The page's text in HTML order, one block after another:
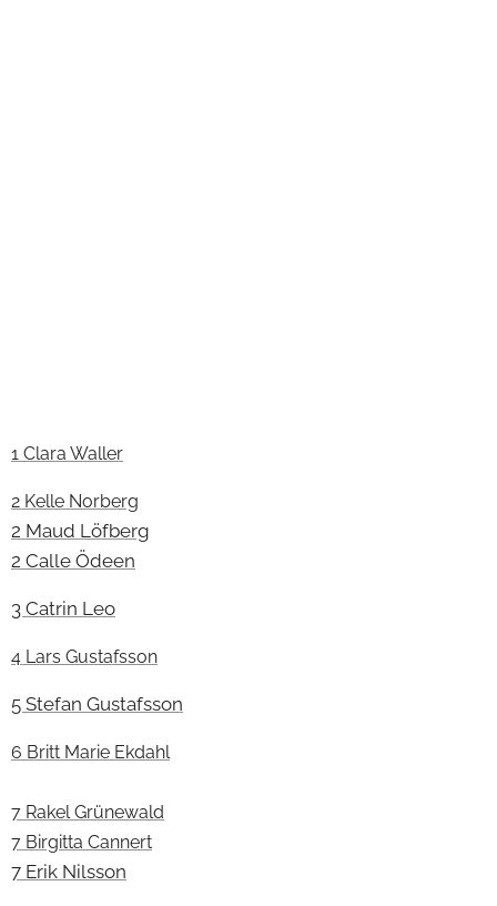
1 Clara Waller
2 Kelle Norberg
2 Maud Löfberg
2 Calle Ödeen
3 Catrin Leo
4 Lars Gustafsson
5 Stefan Gustafsson
6 Britt Marie Ekdahl
7 Rakel Grünewald
7 Birgitta Cannert
7 Erik Nilsson